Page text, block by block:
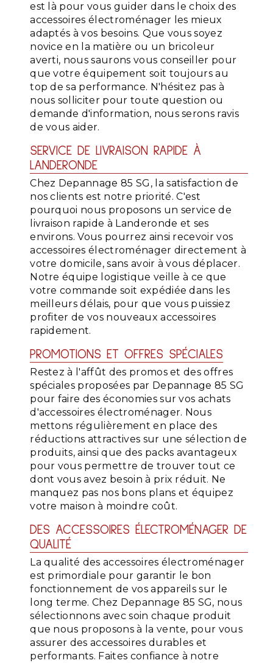
est là pour vous guider dans le choix des
accessoires électroménager les mieux
adaptés à vos besoins. Que vous soyez
novice en la matière ou un bricoleur
averti, nous saurons vous conseiller pour
que votre équipement soit toujours au
top de sa performance. N'hésitez pas à
nous solliciter pour toute question ou
demande d'information, nous serons ravis
de vous aider.
SERVICE DE LIVRAISON RAPIDE À
LANDERONDE
Chez Depannage 85 SG, la satisfaction de
nos clients est notre priorité. C'est
pourquoi nous proposons un service de
livraison rapide à Landeronde et ses
environs. Vous pourrez ainsi recevoir vos
accessoires électroménager directement à
votre domicile, sans avoir à vous déplacer.
Notre équipe logistique veille à ce que
votre commande soit expédiée dans les
meilleurs délais, pour que vous puissiez
profiter de vos nouveaux accessoires
rapidement.
PROMOTIONS ET OFFRES SPÉCIALES
Restez à l'affût des promos et des offres
spéciales proposées par Depannage 85 SG
pour faire des économies sur vos achats
d'accessoires électroménager. Nous
mettons régulièrement en place des
réductions attractives sur une sélection de
produits, ainsi que des packs avantageux
pour vous permettre de trouver tout ce
dont vous avez besoin à prix réduit. Ne
manquez pas nos bons plans et équipez
votre maison à moindre coût.
DES ACCESSOIRES ÉLECTROMÉNAGER DE
QUALITÉ
La qualité des accessoires électroménager
est primordiale pour garantir le bon
fonctionnement de vos appareils sur le
long terme. Chez Depannage 85 SG, nous
sélectionnons avec soin chaque produit
que nous proposons à la vente, pour vous
assurer des accessoires durables et
performants. Faites confiance à notre